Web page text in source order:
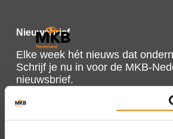
Nieuwsbrief
Elke week hét nieuws dat
Schrijf je nu in voor de MKB-
nieuwsbrief.